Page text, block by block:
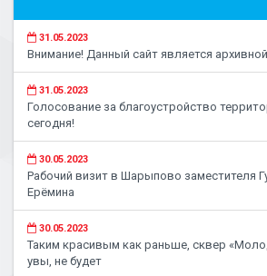
31.05.2023
Внимание! Данный сайт является
31.05.2023
Голосование за благоустройство
сегодня!
30.05.2023
Рабочий визит в Шарыпово заместителя
Ерёмина
30.05.2023
Таким красивым как раньше, сквер
увы, не будет